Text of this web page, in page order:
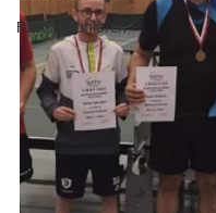
Fußball Junioren